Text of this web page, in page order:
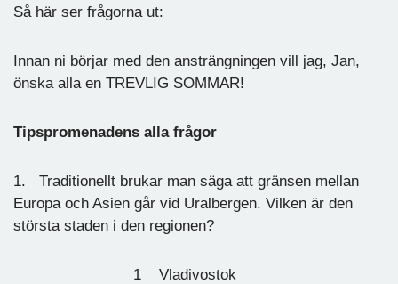
Så här ser frågorna ut:
Innan ni börjar med den ansträngningen vill jag, Jan,
önska alla en TREVLIG SOMMAR!
Tipspromenadens alla frågor
1. Traditionellt brukar man säga att gränsen mellan
Europa och Asien går vid Uralbergen. Vilken är den
största staden i den regionen?
1 Vladivostok